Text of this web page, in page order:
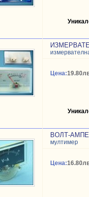
Цена:
ВОЛТ-
мултимер
Цена: